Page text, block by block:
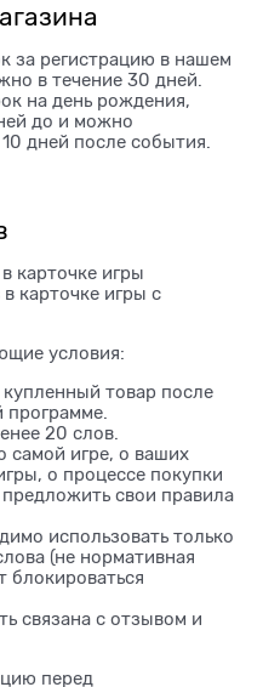
за регистрацию в нашем
в течение 30 дней.
на день рождения,
до и можно
дней после события.
карточке игры
карточке игры с
условия:
товар после
программе.
20 слов.
самой игре, о ваших
о процессе покупки
свои правила
использовать только
(не нормативная
блокироваться
связана с отзывом и
перед